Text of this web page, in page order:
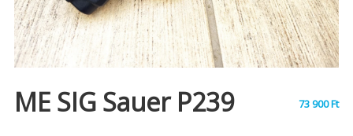
ME SIG Sauer P239 73 900Ft